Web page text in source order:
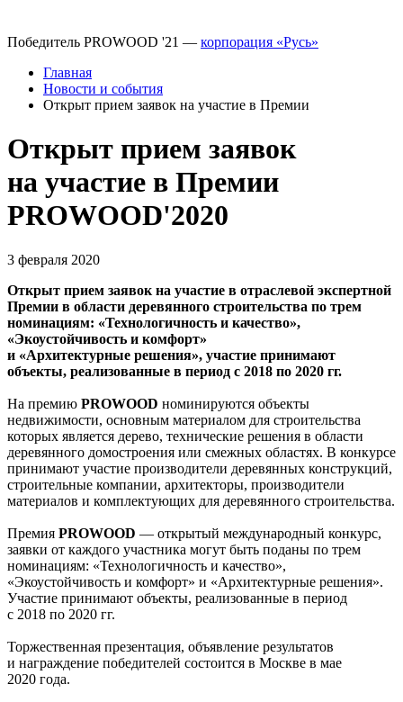
Победитель PROWOOD '21 — корпорация «Русь»
Главная
Новости и события
Открыт прием заявок на участие в Премии
Открыт прием заявок
на участие в Премии
PROWOOD'2020
3 февраля 2020
Открыт прием заявок на участие в отраслевой экспертной
Премии в области деревянного строительства по трем
номинациям: «Технологичность и качество»,
«Экоустойчивость и комфорт»
и «Архитектурные решения», участие принимают
объекты, реализованные в период с 2018 по 2020 гг.
На премию PROWOOD номинируются объекты
недвижимости, основным материалом для строительства
которых является дерево, технические решения в области
деревянного домостроения или смежных областях. В конкурсе
принимают участие производители деревянных конструкций,
строительные компании, архитекторы, производители
материалов и комплектующих для деревянного строительства.
Премия PROWOOD — открытый международный конкурс,
заявки от каждого участника могут быть поданы по трем
номинациям: «Технологичность и качество»,
«Экоустойчивость и комфорт» и «Архитектурные решения».
Участие принимают объекты, реализованные в период
с 2018 по 2020 гг.
Торжественная презентация, объявление результатов
и награждение победителей состоится в Москве в мае
2020 года.